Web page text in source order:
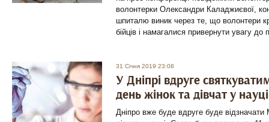
волонтерки Олександри Каладжиєвої,
шпиталю виник через те, що волонтери
бійців і намагалися привернути увагу
31 Січня 2019 23:08
У Дніпрі вдруге
день жінок та дівчат у науці
Дніпро вже буде вдруге буде відзначати